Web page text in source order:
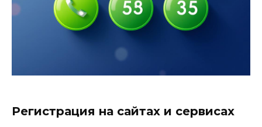
Регистрация на сайтах и сервисах